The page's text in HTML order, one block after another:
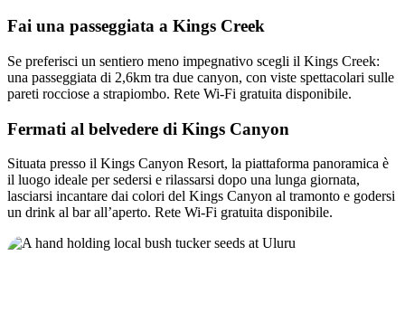
Fai una passeggiata a Kings Creek
Se preferisci un sentiero meno impegnativo scegli il Kings Creek:
una passeggiata di 2,6km tra due canyon, con viste spettacolari sulle
pareti rocciose a strapiombo. Rete Wi-Fi gratuita disponibile.
Fermati al belvedere di Kings Canyon
Situata presso il Kings Canyon Resort, la piattaforma panoramica è
il luogo ideale per sedersi e rilassarsi dopo una lunga giornata,
lasciarsi incantare dai colori del Kings Canyon al tramonto e godersi
un drink al bar all’aperto. Rete Wi-Fi gratuita disponibile.